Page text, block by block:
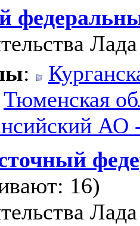
:
Тюменская
АО
16)